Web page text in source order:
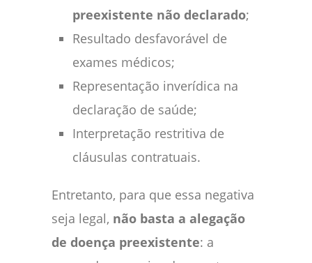
preexistente não declarado;
Resultado desfavorável de
exames médicos;
Representação inverídica na
declaração de saúde;
Interpretação restritiva de
cláusulas contratuais.
Entretanto, para que essa negativa
seja legal, não basta a alegação
de doença preexistente: a